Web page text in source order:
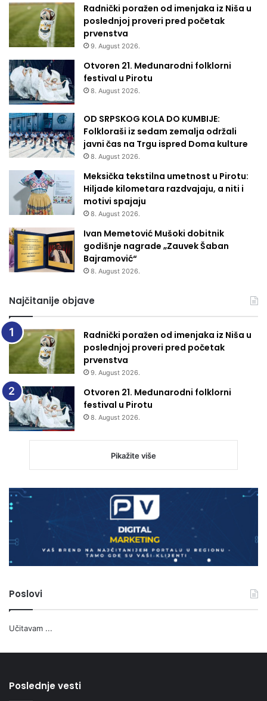
Radnički poražen od imenjaka iz Niša u
poslednjoj proveri pred početak
prvenstva
9. August 2026.
Otvoren 21. Međunarodni folklorni
festival u Pirotu
8. August 2026.
OD SRPSKOG KOLA DO KUMBIJE:
Folkloraši iz sedam zemalja održali
javni čas na Trgu ispred Doma kulture
8. August 2026.
Meksička tekstilna umetnost u Pirotu:
Hiljade kilometara razdvajaju, a niti i
motivi spajaju
8. August 2026.
Ivan Memetović Mušoki dobitnik
godišnje nagrade „Zauvek Šaban
Bajramović“
8. August 2026.
Najčitanije objave
Radnički poražen od imenjaka iz Niša u
poslednjoj proveri pred početak
prvenstva
9. August 2026.
Otvoren 21. Međunarodni folklorni
festival u Pirotu
8. August 2026.
Pikažite više
Poslovi
Učitavam ...
Poslednje vesti